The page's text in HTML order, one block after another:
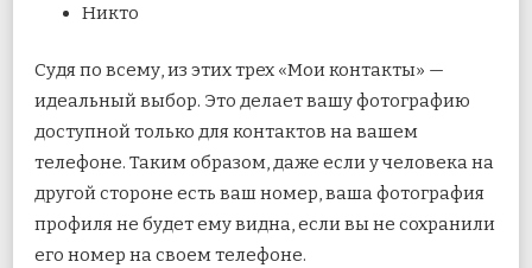
Никто
Судя по всему, из этих трех «Мои контакты» —
идеальный выбор. Это делает вашу фотографию
доступной только для контактов на вашем
телефоне. Таким образом, даже если у человека на
другой стороне есть ваш номер, ваша фотография
профиля не будет ему видна, если вы не сохранили
его номер на своем телефоне.